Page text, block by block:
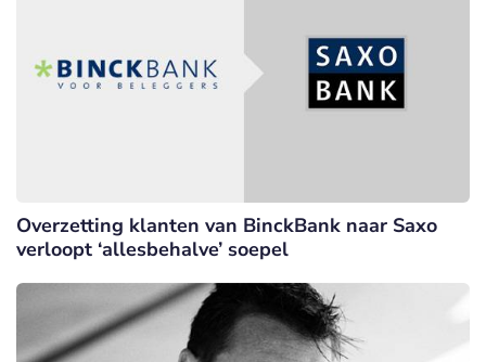
Overzetting klanten van BinckBank naar Saxo
verloopt ‘allesbehalve’ soepel